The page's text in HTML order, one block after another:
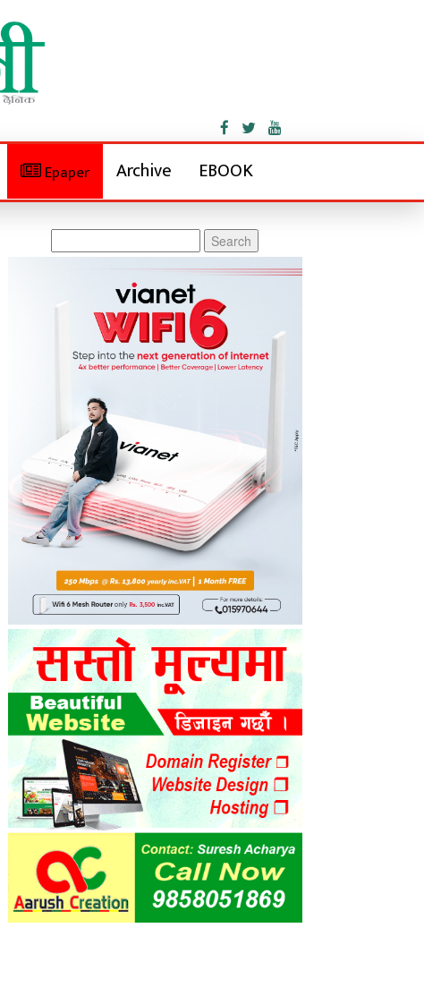
Epaper Archive EBOOK
for: